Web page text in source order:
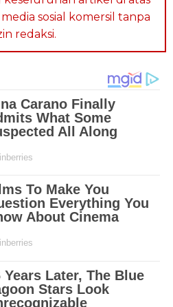
sosial komersil tanpa
redaksi.